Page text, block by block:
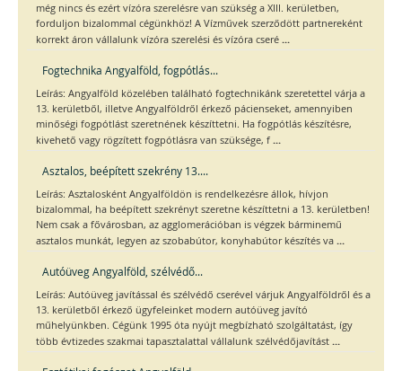
még nincs és ezért vízóra szerelésre van szükség a XIII. kerületben,
forduljon bizalommal cégünkhöz! A Vízművek szerződött partnereként
korrekt áron vállalunk vízóra szerelési és vízóra cseré ...
Fogtechnika Angyalföld, fogpótlás...
Leírás: Angyalföld közelében található fogtechnikánk szeretettel várja a
13. kerületből, illetve Angyalföldről érkező pácienseket, amennyiben
minőségi fogpótlást szeretnének készíttetni. Ha fogpótlás készítésre,
kivehető vagy rögzített fogpótlásra van szüksége, f ...
Asztalos, beépített szekrény 13....
Leírás: Asztalosként Angyalföldön is rendelkezésre állok, hívjon
bizalommal, ha beépített szekrényt szeretne készíttetni a 13. kerületben!
Nem csak a fővárosban, az agglomerációban is végzek bárminemű
asztalos munkát, legyen az szobabútor, konyhabútor készítés va ...
Autóüveg Angyalföld, szélvédő...
Leírás: Autóüveg javítással és szélvédő cserével várjuk Angyalföldről és a
13. kerületből érkező ügyfeleinket modern autóüveg javító
műhelyünkben. Cégünk 1995 óta nyújt megbízható szolgáltatást, így
több évtizedes szakmai tapasztalattal vállalunk szélvédőjavítást ...